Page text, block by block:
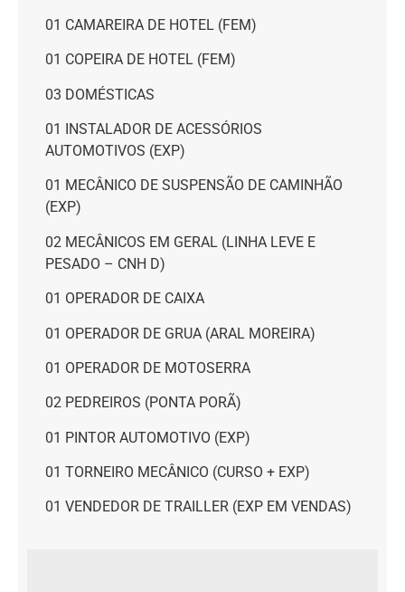
01 CAMAREIRA DE HOTEL (FEM)
01 COPEIRA DE HOTEL (FEM)
03 DOMÉSTICAS
01 INSTALADOR DE ACESSÓRIOS
AUTOMOTIVOS (EXP)
01 MECÂNICO DE SUSPENSÃO DE CAMINHÃO
(EXP)
02 MECÂNICOS EM GERAL (LINHA LEVE E
PESADO – CNH D)
01 OPERADOR DE CAIXA
01 OPERADOR DE GRUA (ARAL MOREIRA)
01 OPERADOR DE MOTOSERRA
02 PEDREIROS (PONTA PORÃ)
01 PINTOR AUTOMOTIVO (EXP)
01 TORNEIRO MECÂNICO (CURSO + EXP)
01 VENDEDOR DE TRAILLER (EXP EM VENDAS)